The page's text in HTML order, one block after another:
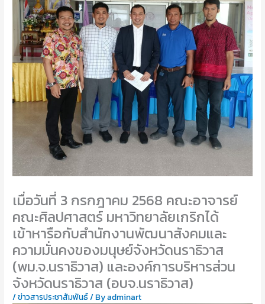
เมื่อวันที่ 3 กรกฎาคม 2568 คณะอาจารย์
คณะศิลปศาสตร์ มหาวิทยาลัยเกริกได้
เข้าหารือกับสำนักงานพัฒนาสังคมและ
ความมั่นคงของมนุษย์จังหวัดนราธิวาส
(พม.จ.นราธิวาส) และองค์การบริหารส่วน
จังหวัดนราธิวาส (อบจ.นราธิวาส)
/ข่าวสารประชาสัมพันธ์/ Byadminart